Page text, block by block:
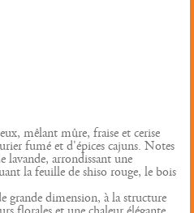
mêlant mûre, fraise et cerise
fumé et d'épices cajuns. Notes
lavande, arrondissant une
la feuille de shiso rouge, le bois
grande dimension, à la structure